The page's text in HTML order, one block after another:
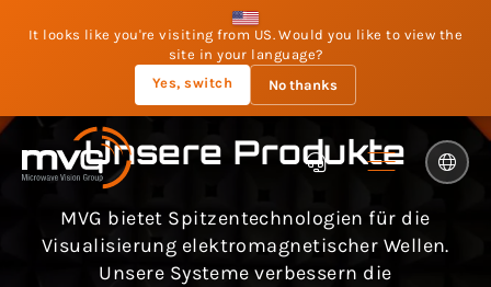
It looks like you're visiting from US. Would you like to view the
site in your language?
Yes, switch
No thanks
Unsere Produkte
MVG bietet Spitzentechnologien für die
Visualisierung elektromagnetischer Wellen.
Unsere Systeme verbessern die